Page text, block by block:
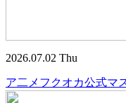
2026.07.02 Thu
ア二メフクオカ公式マ